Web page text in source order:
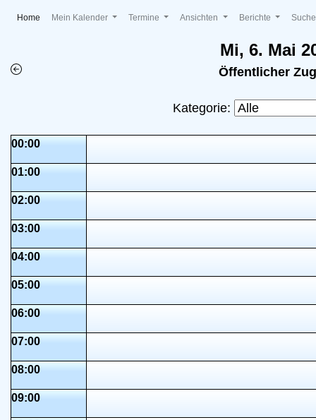
Home (current)
Mein Kalender Termine Ansichten Berichte
Mi, 6. Mai
Öffentlicher
Kategorie:
00:00
01:00
02:00
03:00
04:00
05:00
06:00
07:00
08:00
09:00